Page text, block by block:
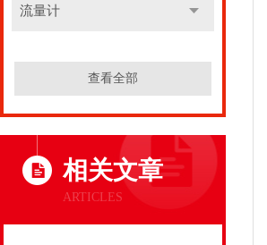
流量计
查看全部
相关文章
ARTICLES